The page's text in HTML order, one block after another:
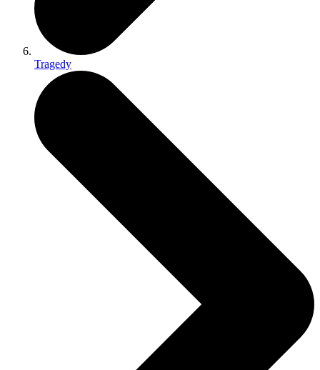
Tragedy